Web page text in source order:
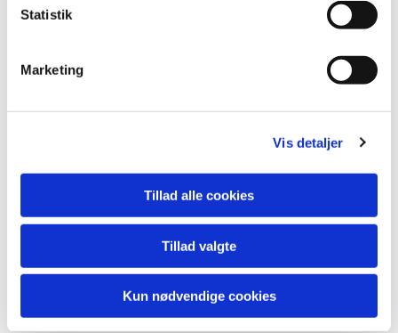
Statistik
Marketing
Vis detaljer
Tillad alle cookies
Tillad valgte
Kun nødvendige cookies